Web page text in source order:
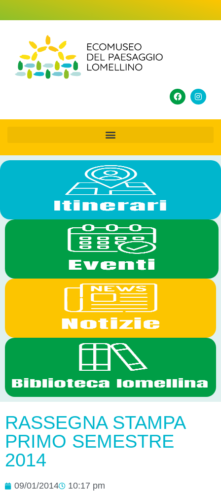
RASSEGNA STAMPA
PRIMO SEMESTRE
2014
09/01/2014 10:17 pm